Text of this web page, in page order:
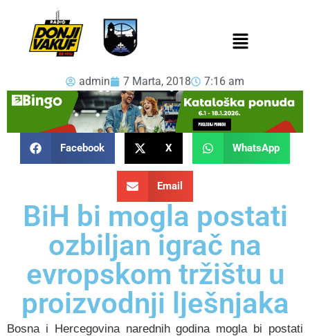
admin 7 Marta, 2018 7:16 am
Facebook X WhatsApp
Email
BiH bi mogla postati
ozbiljan igrač na
evropskom tržištu u
proizvodnji lješnjaka
Bosna i Hercegovina narednih godina mogla bi postati